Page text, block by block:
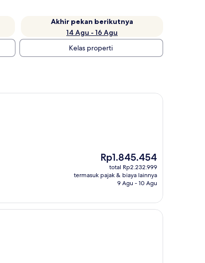
Akhir pekan berikutnya
14 Agu - 16 Agu
Kelas properti
Harga
sekarang
Rp1.845.454
Rp1.845.454
total Rp2.232.999
termasuk pajak & biaya lainnya
9 Agu - 10 Agu